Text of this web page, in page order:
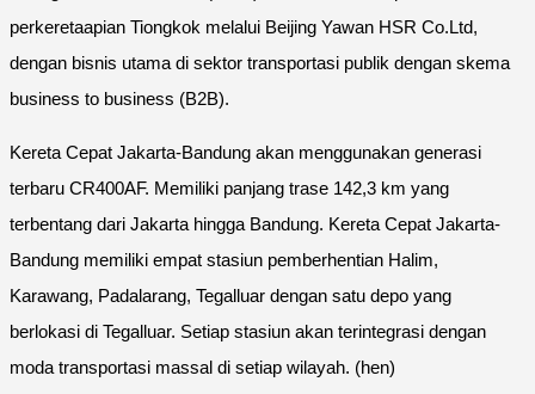
perkeretaapian Tiongkok melalui Beijing Yawan HSR Co.Ltd,
dengan bisnis utama di sektor transportasi publik dengan skema
business to business (B2B).
Kereta Cepat Jakarta-Bandung akan menggunakan generasi
terbaru CR400AF. Memiliki panjang trase 142,3 km yang
terbentang dari Jakarta hingga Bandung. Kereta Cepat Jakarta-
Bandung memiliki empat stasiun pemberhentian Halim,
Karawang, Padalarang, Tegalluar dengan satu depo yang
berlokasi di Tegalluar. Setiap stasiun akan terintegrasi dengan
moda transportasi massal di setiap wilayah. (hen)